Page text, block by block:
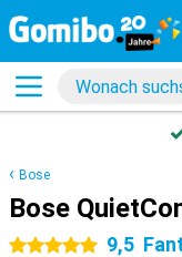
Bose
Bose
5 Sterne9,5